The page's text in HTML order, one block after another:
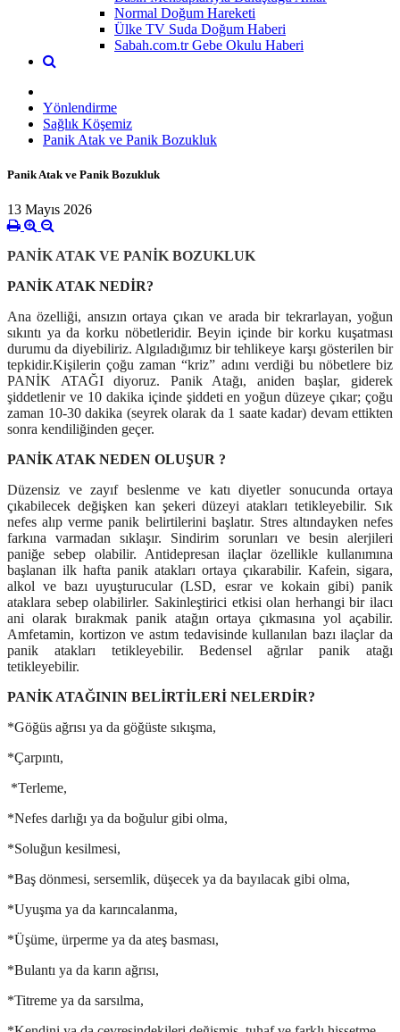
Normal Doğum Hareketi
Ülke TV Suda Doğum Haberi
Sabah.com.tr Gebe Okulu Haberi
Yönlendirme
Sağlık Köşemiz
Panik Atak ve Panik Bozukluk
Panik Atak ve Panik Bozukluk
13 Mayıs 2026
PANİK ATAK VE PANİK BOZUKLUK
PANİK ATAK NEDİR?
Ana özelliği, ansızın ortaya çıkan ve arada bir tekrarlayan, yoğun
sıkıntı ya da korku nöbetleridir.Beyin içinde bir korku kuşatması
durumu da diyebiliriz. Algıladığımız bir tehlikeye karşı gösterilen bir
tepkidir.Kişilerin çoğu zaman “kriz” adını verdiği bu nöbetlere biz
PANİK ATAĞI diyoruz. Panik Atağı, aniden başlar, giderek
şiddetlenir ve 10 dakika içinde şiddeti en yoğun düzeye çıkar; çoğu
zaman 10-30 dakika (seyrek olarak da 1 saate kadar) devam ettikten
sonra kendiliğinden geçer.
PANİK ATAK NEDEN OLUŞUR ?
Düzensiz ve zayıf beslenme ve katı diyetler sonucunda ortaya
çıkabilecek değişken kan şekeri düzeyi atakları tetikleyebilir. Sık
nefes alıp verme panik belirtilerini başlatır. Stres altındayken nefes
farkına varmadan sıklaşır. Sindirim sorunları ve besin alerjileri
paniğe sebep olabilir. Antidepresan ilaçlar özellikle kullanımına
başlanan ilk hafta panik atakları ortaya çıkarabilir. Kafein, sigara,
alkol ve bazı uyuşturucular (LSD, esrar ve kokain gibi) panik
ataklara sebep olabilirler. Sakinleştirici etkisi olan herhangi bir ilacı
ani olarak bırakmak panik atağın ortaya çıkmasına yol açabilir.
Amfetamin, kortizon ve astım tedavisinde kullanılan bazı ilaçlar da
panik atakları tetikleyebilir. Bedensel ağrılar panik atağı
tetikleyebilir.
PANİK ATAĞININ BELİRTİLERİ NELERDİR?
*Göğüs ağrısı ya da göğüste sıkışma,
*Çarpıntı,
*Terleme,
*Nefes darlığı ya da boğulur gibi olma,
*Soluğun kesilmesi,
*Baş dönmesi, sersemlik, düşecek ya da bayılacak gibi olma,
*Uyuşma ya da karıncalanma,
*Üşüme, ürperme ya da ateş basması,
*Bulantı ya da karın ağrısı,
*Titreme ya da sarsılma,